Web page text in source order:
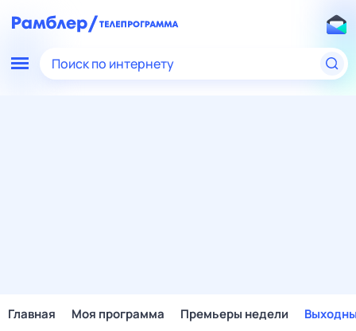
Поиск по интернету
Главная Моя программа Премьеры недели